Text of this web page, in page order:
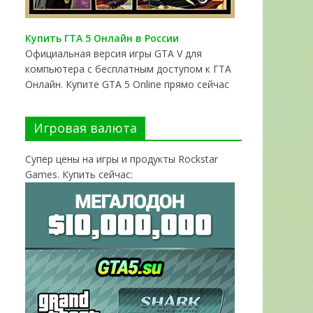
Купить ГТА 5 Онлайн в России
Официальная версия игры GTA V для
компьютера с бесплатным доступом к ГТА
Онлайн. Купите GTA 5 Online прямо сейчас
Игровая валюта
Супер цены на игры и продукты Rockstar
Games. Купить сейчас: